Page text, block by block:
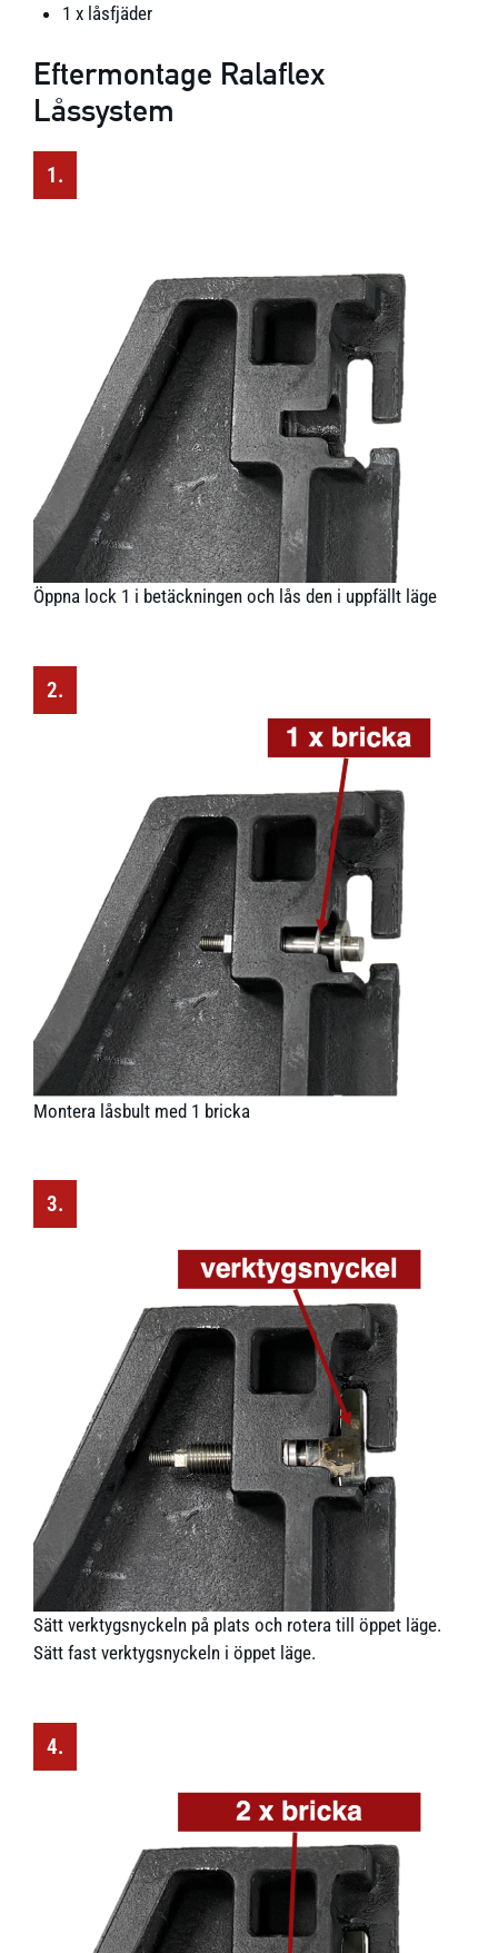
1 x låsfjäder
Eftermontage Ralaflex
Låssystem
1.
Öppna lock 1 i betäckningen och lås den i uppfällt läge
2.
Montera låsbult med 1 bricka
3.
Sätt verktygsnyckeln på plats och rotera till öppet läge.
Sätt fast verktygsnyckeln i öppet läge.
4.